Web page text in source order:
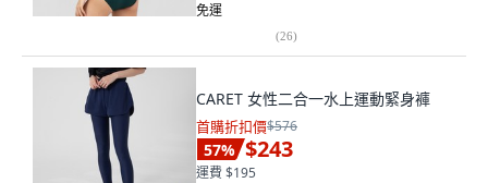
免運
(26)
CARET 女性二合一水上運動緊身褲
首購折扣價$576
57% $243
運費 $195